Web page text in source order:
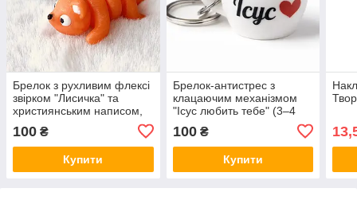
Брелок з рухливим флексі
звірком "Лисичка" та
християнським написом,
двосторонній медальйон 6
см
100 ₴
Купити
Брелок-антистрес з
клацаючим механізмом
"Ісус любить тебе" (3–4
100₴
Купити